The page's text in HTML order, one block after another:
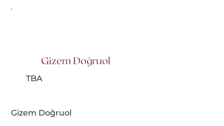
Gizem Doğruol
TBA
Gizem Doğruol